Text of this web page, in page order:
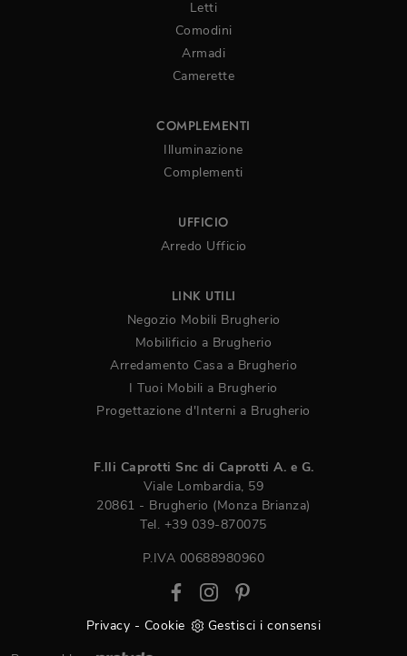
Letti
Comodini
Armadi
Camerette
COMPLEMENTI
Illuminazione
Complementi
UFFICIO
Arredo Ufficio
LINK UTILI
Negozio Mobili Brugherio
Mobilificio a Brugherio
Arredamento Casa a Brugherio
I Tuoi Mobili a Brugherio
Progettazione d'Interni a Brugherio
F.lli Caprotti Snc di Caprotti A. e G.
Viale Lombardia, 59
20861 - Brugherio (Monza Brianza)
Tel. +39 039-870075
P.IVA 00688980960
Privacy - Cookie
Gestisci i consensi